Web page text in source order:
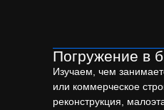
Погружение в
Изучаем, чем
или коммерческое
реконструкция,
ситуации, когда без неё двигаться
топтаться на месте или постоянно